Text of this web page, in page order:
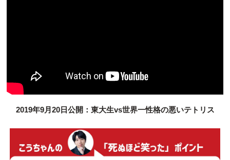
2019年9月20日公開：東大生vs世界一性格の悪いテトリス